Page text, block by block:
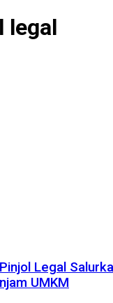
legal
Legal
UMKM